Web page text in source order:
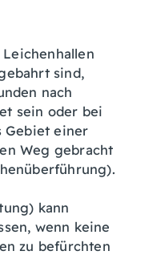
sind,
nach
sein oder bei
Gebiet einer
Weg gebracht
kann
wenn keine
zu befürchten